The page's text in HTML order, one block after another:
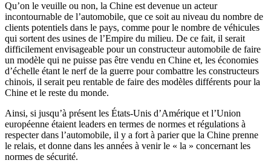
Qu’on le veuille ou non, la Chine est devenue un acteur
incontournable de l’automobile, que ce soit au niveau du nombre de
clients potentiels dans le pays, comme pour le nombre de véhicules
qui sortent des usines de l’Empire du milieu. De ce fait, il serait
difficilement envisageable pour un constructeur automobile de faire
un modèle qui ne puisse pas être vendu en Chine et, les économies
d’échelle étant le nerf de la guerre pour combattre les constructeurs
chinois, il serait peu rentable de faire des modèles différents pour la
Chine et le reste du monde.
Ainsi, si jusqu’à présent les États-Unis d’Amérique et l’Union
européenne étaient leaders en termes de normes et régulations à
respecter dans l’automobile, il y a fort à parier que la Chine prenne
le relais, et donne dans les années à venir le « la » concernant les
normes de sécurité.